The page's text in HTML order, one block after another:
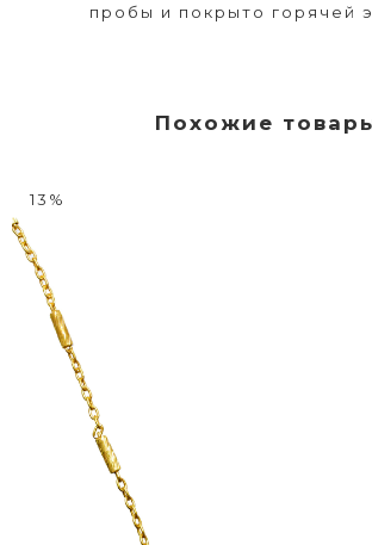
пробы и покрыто горячей
Похожие
13%